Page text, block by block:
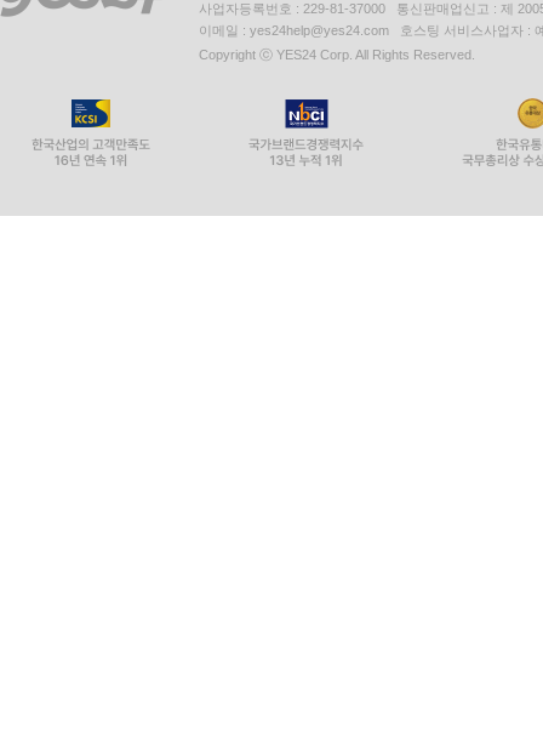
사업자등록번호 : 229-81-37000 통신판매업신고 : 제
이메일 : yes24help@yes24.com 호스팅 서비스사업자 :
Copyright ⓒ YES24 Corp. All Rights Reserved.